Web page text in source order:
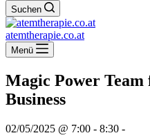
Suchen
atemtherapie.co.at
Menü
Magic Power
Business
02/05/2025 @ 7:00 - 8:30 -